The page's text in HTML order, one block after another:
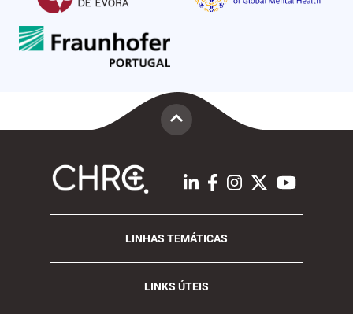
LINHAS TEMÁTICAS
LINKS ÚTEIS